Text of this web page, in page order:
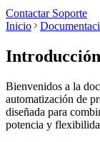
Contactar Soporte
Inicio
Bienvenidos a la
automatización de
diseñada para
potencia y